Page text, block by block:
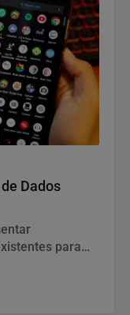
Dados
para
ANPD, em